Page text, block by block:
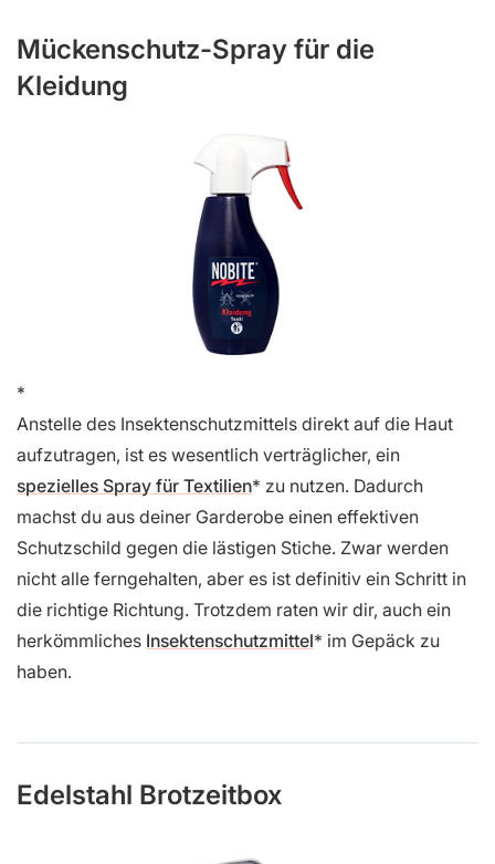
Mückenschutz-Spray für die
Kleidung
Anstelle des Insektenschutzmittels direkt auf die Haut
aufzutragen, ist es wesentlich verträglicher, ein
spezielles Spray für Textilien
zu nutzen. Dadurch
machst du aus deiner Garderobe einen effektiven
Schutzschild gegen die lästigen Stiche. Zwar werden
nicht alle ferngehalten, aber es ist definitiv ein Schritt in
die richtige Richtung. Trotzdem raten wir dir, auch ein
herkömmliches Insektenschutzmittel
im Gepäck zu
haben.
Edelstahl Brotzeitbox